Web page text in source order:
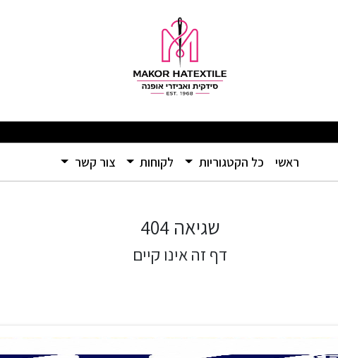
ראשי
(current) כל הקטגוריות לקוחות צור קשר
שגיאה 404
דף זה אינו קיים